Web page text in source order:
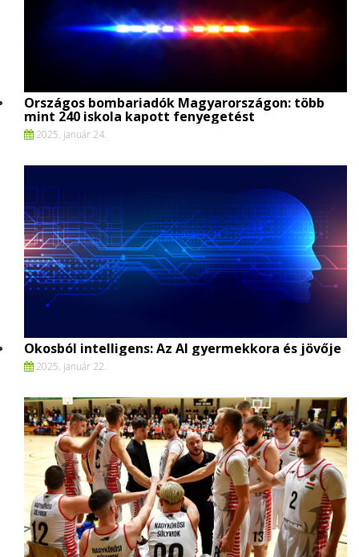
Országos bombariadók Magyarországon: több
mint 240 iskola kapott fenyegetést
2025. január 24.
Okosból intelligens: Az AI gyermekkora és jövője
2025. január 22.